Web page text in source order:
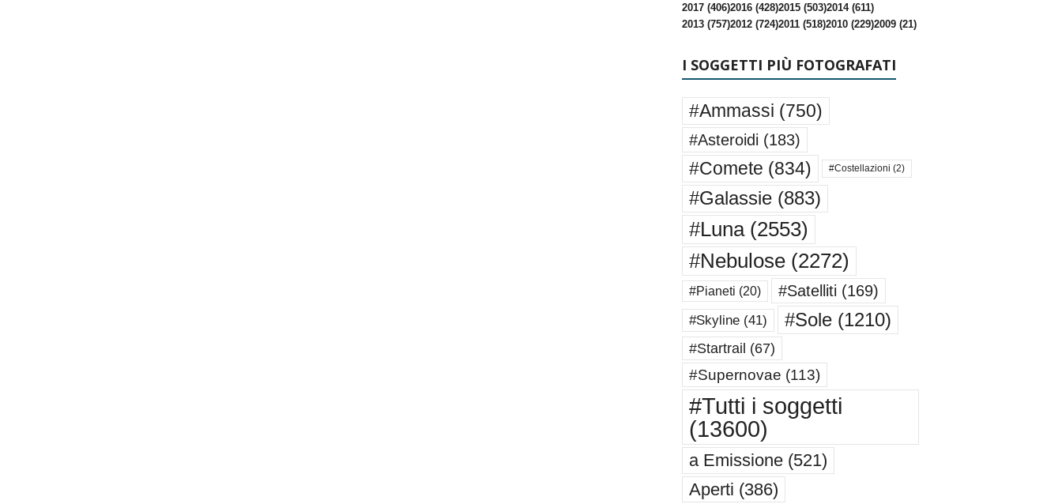
2017 (406)2016 (428)2015 (503)2014 (611)
2013 (757)2012 (724)2011 (518)2010 (229)2009 (21)
I SOGGETTI PIÙ FOTOGRAFATI
#Ammassi (750)
#Asteroidi (183)
#Comete (834) #Costellazioni (2)
#Galassie(883)
#Luna(2553)
#Nebulose(2272)
#Pianeti (20) #Satelliti (169)
#Skyline(41) #Sole(1210)
#Startrail (67)
#Supernovae (113)
#Tutti i soggetti
(13600)
a Emissione(521)
Aperti (386)